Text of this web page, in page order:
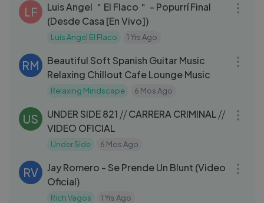
LF
Luis Angel ＂El Flaco＂ - Popurrí Final
(Desde Casa [En Vivo])
Luis Angel El Flaco 1 Yrs Ago
RM
Beautiful Soft Spanish Guitar Music
Relaxing Chillout Cafe Lounge Music
Relaxing Mindscape 6 Mos Ago
US
UNDER SIDE 821 ⧸⧸ CARRERA CRIMINAL ⧸⧸
VIDEO OFICIAL
Under Side 6 Mos Ago
RV
Jay Romero - Se Prende Un Blunt (Video
Oficial)
Rich Vagos 1 Yrs Ago